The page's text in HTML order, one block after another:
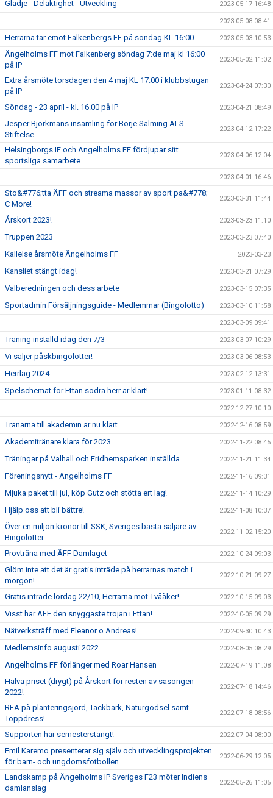
Glädje - Delaktighet - Utveckling 2023-05-17 16:48
2023-05-08 08:41
Herrarna tar emot Falkenbergs FF på söndag KL 16:00 2023-05-03 10:53
Ängelholms FF mot Falkenberg söndag 7:de maj kl 16:00
på IP
2023-05-02 11:02
Extra årsmöte torsdagen den 4 maj KL 17:00 i klubbstugan
på IP
2023-04-24 07:30
Söndag - 23 april - kl. 16.00 på IP 2023-04-21 08:49
Jesper Björkmans insamling för Börje Salming ALS
Stiftelse
2023-04-12 17:22
Helsingborgs IF och Ängelholms FF fördjupar sitt
sportsliga samarbete
2023-04-06 12:04
2023-04-01 16:46
Sto&#776;tta ÄFF och streama massor av sport pa&#778;
C More!
2023-03-31 11:44
Årskort 2023! 2023-03-23 11:10
Truppen 2023 2023-03-23 07:40
Kallelse årsmöte Ängelholms FF 2023-03-23
Kansliet stängt idag! 2023-03-21 07:29
Valberedningen och dess arbete 2023-03-15 07:35
Sportadmin Försäljningsguide - Medlemmar (Bingolotto) 2023-03-10 11:58
2023-03-09 09:41
Träning inställd idag den 7/3 2023-03-07 10:29
Vi säljer påskbingolotter! 2023-03-06 08:53
Herrlag 2024 2023-02-12 13:31
Spelschemat för Ettan södra herr är klart! 2023-01-11 08:32
2022-12-27 10:10
Tränarna till akademin är nu klart 2022-12-16 08:59
Akademitränare klara för 2023 2022-11-22 08:45
Träningar på Valhall och Fridhemsparken inställda 2022-11-21 11:34
Föreningsnytt - Ängelholms FF 2022-11-16 09:31
Mjuka paket till jul, köp Gutz och stötta ert lag! 2022-11-14 10:29
Hjälp oss att bli bättre! 2022-11-08 10:37
Över en miljon kronor till SSK, Sveriges bästa säljare av
Bingolotter
2022-11-02 15:20
Provträna med ÄFF Damlaget 2022-10-24 09:03
Glöm inte att det är gratis inträde på herrarnas match i
morgon!
2022-10-21 09:27
Gratis inträde lördag 22/10, Herrarna mot Tvååker! 2022-10-15 09:03
Visst har ÄFF den snyggaste tröjan i Ettan! 2022-10-05 09:29
Nätverksträff med Eleanor o Andreas! 2022-09-30 10:43
Medlemsinfo augusti 2022 2022-08-05 08:29
Ängelholms FF förlänger med Roar Hansen 2022-07-19 11:08
Halva priset (drygt) på Årskort för resten av säsongen
2022!
2022-07-18 14:46
REA på planteringsjord, Täckbark, Naturgödsel samt
Toppdress!
2022-07-18 08:56
Supporten har semesterstängt! 2022-07-04 08:00
Emil Karemo presenterar sig själv och utvecklingsprojekten
för barn- och ungdomsfotbollen.
2022-06-29 12:05
Landskamp på Ängelholms IP Sveriges F23 möter Indiens
damlanslag
2022-05-26 11:05